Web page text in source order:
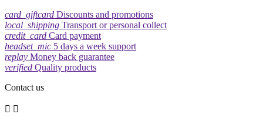
card_giftcard Discounts and promotions
local_shipping Transport or personal collect
credit_card Card payment
headset_mic 5 days a week support
replay Money back guarantee
verified Quality products
Contact us
 